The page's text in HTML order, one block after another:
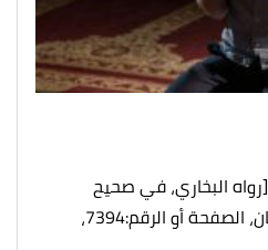
[رواه البخاري، في صحيح
البخاري، عن حذيفة بن اليمان، الصفحة أو الرقم:7394،